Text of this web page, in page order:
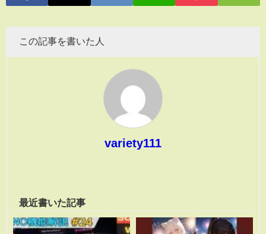
この記事を書いた人
variety111
最近書いた記事